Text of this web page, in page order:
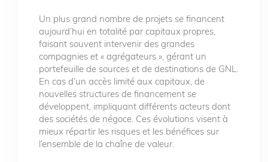
Un plus grand nombre de projets se financent
aujourd’hui en totalité par capitaux propres,
faisant souvent intervenir des grandes
compagnies et « agrégateurs », gérant un
portefeuille de sources et de destinations de GNL.
En cas d’un accès limité aux capitaux, de
nouvelles structures de financement se
développent, impliquant différents acteurs dont
des sociétés de négoce. Ces évolutions visent à
mieux répartir les risques et les bénéfices sur
l’ensemble de la chaîne de valeur.